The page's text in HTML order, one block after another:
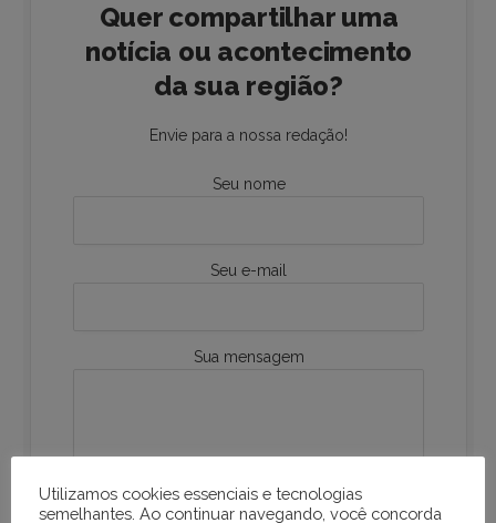
Quer compartilhar uma
notícia ou acontecimento
da sua região?
Envie para a nossa redação!
Seu nome
Seu e-mail
Sua mensagem
Utilizamos cookies essenciais e tecnologias
semelhantes. Ao continuar navegando, você concorda